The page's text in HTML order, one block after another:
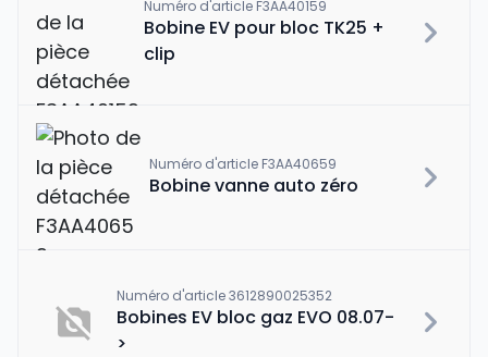
Numéro d'article F3AA40159
Bobine EV pour bloc TK25 +
clip
Numéro d'article F3AA40659
Bobine vanne auto zéro
Numéro d'article 3612890025352
Bobines EV bloc gaz EVO 08.07-
>